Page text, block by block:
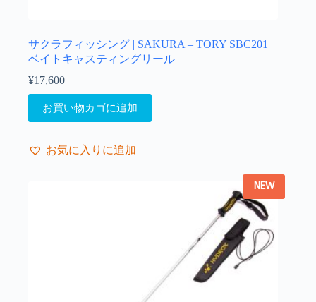
サクラフィッシング | SAKURA – TORY SBC201
ベイトキャスティングリール
¥17,600
お買い物カゴに追加
お気に入りに追加
NEW